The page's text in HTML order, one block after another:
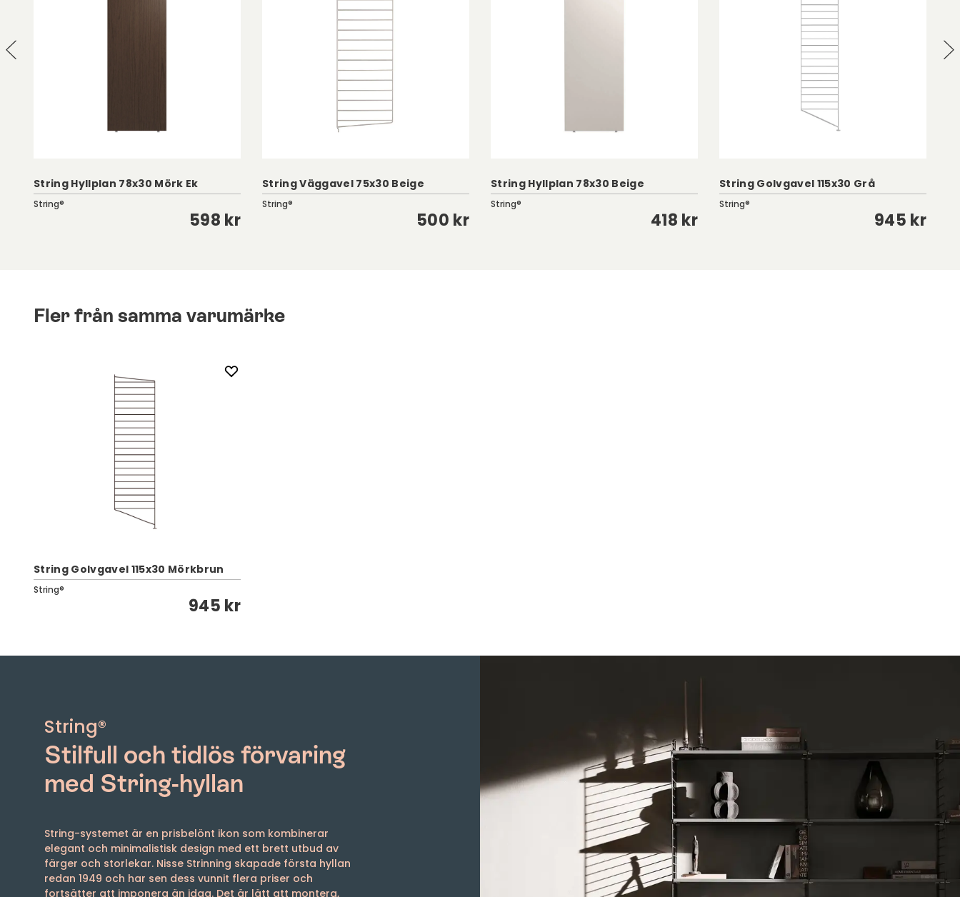
String Hyllplan 78x30 Mörk Ek
String®
598 kr
String Väggavel 75x30 Beige
String®
500 kr
String Hyllplan 78x30 Beige
String®
418 kr
String Golvgavel 115x30 Grå
String®
945 kr
Fler från samma varumärke
String Golvgavel 115x30 Mörkbrun
String®
945 kr
String®
Stilfull och tidlös förvaring
med String-hyllan
String-systemet är en prisbelönt ikon som kombinerar
elegant och minimalistisk design med ett brett utbud av
färger och storlekar. Nisse Strinning skapade första hyllan
redan 1949 och har sen dess vunnit flera priser och
fortsätter att imponera än idag. Det är lätt att montera,